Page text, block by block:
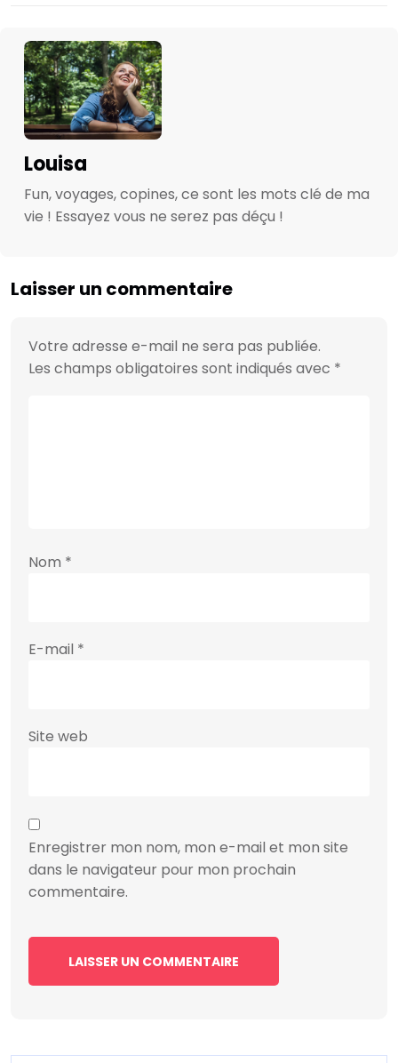
Louisa
Fun, voyages, copines, ce sont les mots clé de ma
vie ! Essayez vous ne serez pas déçu !
Laisser un commentaire
Votre adresse e-mail ne sera pas publiée.
Les champs obligatoires sont indiqués avec *
Nom *
E-mail *
Site web
Enregistrer mon nom, mon e-mail et mon site
dans le navigateur pour mon prochain
commentaire.